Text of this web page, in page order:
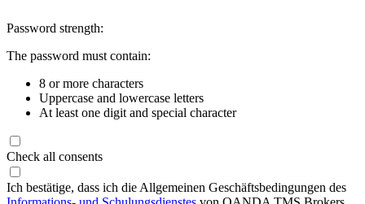
Password strength:
The password must contain:
8 or more characters
Uppercase and lowercase letters
At least one digit and special character
Check all consents
Ich bestätige, dass ich die Allgemeinen Geschäftsbedingungen des